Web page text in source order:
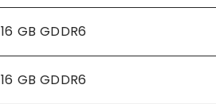
16 GB GDDR6
16 GB GDDR6